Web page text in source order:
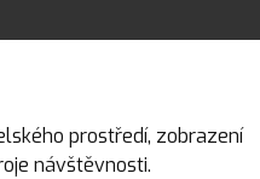
prostředí, zobrazení
návštěvnosti.